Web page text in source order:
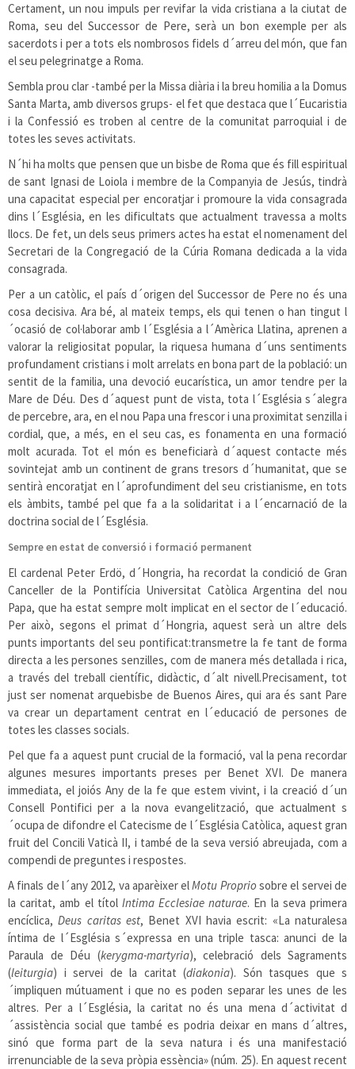
Certament, un nou impuls per revifar la vida cristiana a la ciutat de
Roma, seu del Successor de Pere, serà un bon exemple per als
sacerdots i per a tots els nombrosos fidels d´arreu del món, que fan
el seu pelegrinatge a Roma.
Sembla prou clar -també per la Missa diària i la breu homilia a la Domus
Santa Marta, amb diversos grups- el fet que destaca que l´Eucaristia
i la Confessió es troben al centre de la comunitat parroquial i de
totes les seves activitats.
N´hi ha molts que pensen que un bisbe de Roma que és fill espiritual
de sant Ignasi de Loiola i membre de la Companyia de Jesús, tindrà
una capacitat especial per encoratjar i promoure la vida consagrada
dins l´Església, en les dificultats que actualment travessa a molts
llocs. De fet, un dels seus primers actes ha estat el nomenament del
Secretari de la Congregació de la Cúria Romana dedicada a la vida
consagrada.
Per a un catòlic, el país d´origen del Successor de Pere no és una
cosa decisiva. Ara bé, al mateix temps, els qui tenen o han tingut l
´ocasió de col·laborar amb l´Església a l´Amèrica Llatina, aprenen a
valorar la religiositat popular, la riquesa humana d´uns sentiments
profundament cristians i molt arrelats en bona part de la població: un
sentit de la familia, una devoció eucarística, un amor tendre per la
Mare de Déu. Des d´aquest punt de vista, tota l´Església s´alegra
de percebre, ara, en el nou Papa una frescor i una proximitat senzilla i
cordial, que, a més, en el seu cas, es fonamenta en una formació
molt acurada. Tot el món es beneficiarà d´aquest contacte més
sovintejat amb un continent de grans tresors d´humanitat, que se
sentirà encoratjat en l´aprofundiment del seu cristianisme, en tots
els àmbits, també pel que fa a la solidaritat i a l´encarnació de la
doctrina social de l´Església.
Sempre en estat de conversió i formació permanent
El cardenal Peter Erdö, d´Hongria, ha recordat la condició de Gran
Canceller de la Pontifícia Universitat Catòlica Argentina del nou
Papa, que ha estat sempre molt implicat en el sector de l´educació.
Per això, segons el primat d´Hongria, aquest serà un altre dels
punts importants del seu pontificat:transmetre la fe tant de forma
directa a les persones senzilles, com de manera més detallada i rica,
a través del treball científic, didàctic, d´alt nivell.Precisament, tot
just ser nomenat arquebisbe de Buenos Aires, qui ara és sant Pare
va crear un departament centrat en l´educació de persones de
totes les classes socials.
Pel que fa a aquest punt crucial de la formació, val la pena recordar
algunes mesures importants preses per Benet XVI. De manera
immediata, el joiós Any de la fe que estem vivint, i la creació d´un
Consell Pontifici per a la nova evangelització, que actualment s
´ocupa de difondre el Catecisme de l´Església Catòlica, aquest gran
fruit del Concili Vaticà II, i també de la seva versió abreujada, com a
compendi de preguntes i respostes.
A finals de l´any 2012, va aparèixer elMotu Proprio sobre el servei de
la caritat, amb el títol Intima Ecclesiae naturae. En la seva primera
encíclica,Deus caritas est, Benet XVI havia escrit: «La naturalesa
íntima de l´Església s´expressa en una triple tasca: anunci de la
Paraula de Déu (kerygma-martyria), celebració dels Sagraments
(leiturgia) i servei de la caritat (diakonia). Són tasques que s
´impliquen mútuament i que no es poden separar les unes de les
altres. Per a l´Església, la caritat no és una mena d´activitat d
´assistència social que també es podria deixar en mans d´altres,
sinó que forma part de la seva natura i és una manifestació
irrenunciable de la seva pròpia essència» (núm. 25). En aquest recent